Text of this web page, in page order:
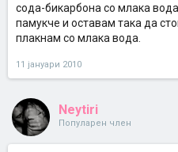
сода-бикарбона со млака
памукче и оставам така да
плакнам со млака вода.
11 јануари 2010
Neytiri
Популарен член